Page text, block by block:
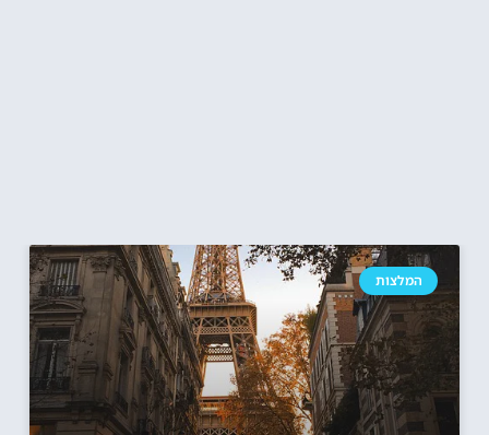
המלצות